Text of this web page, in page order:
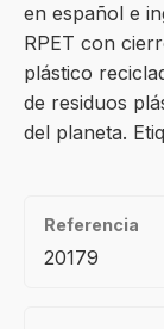
en español e
RPET con
plástico
de residuos
del planeta.
Referencia
20179